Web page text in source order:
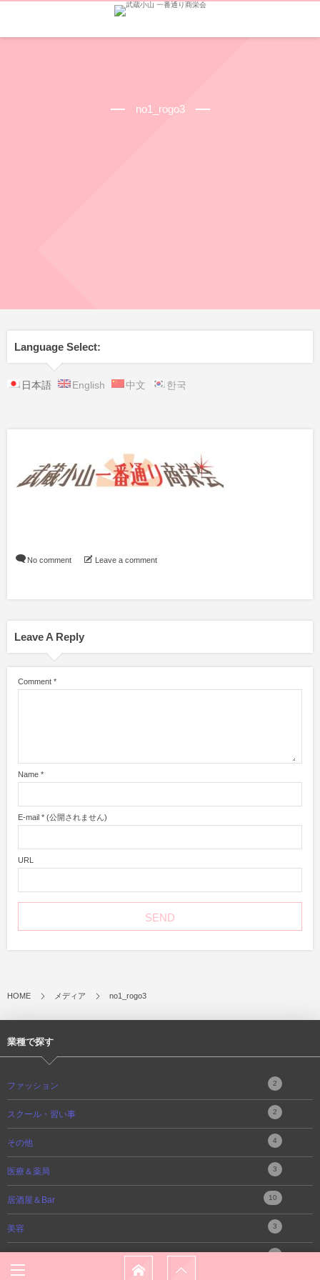
no1_rogo3
Language Select:
日本語 English 中文 한국
No comment Leave a comment
Leave A Reply
Comment *
Name *
E-mail * (公開されません)
URL
HOME メディア no1_rogo3
業種で探す
ファッション 2
スクール・習い事 2
その他 4
医療＆薬局 3
居酒屋＆Bar 10
美容 3
4